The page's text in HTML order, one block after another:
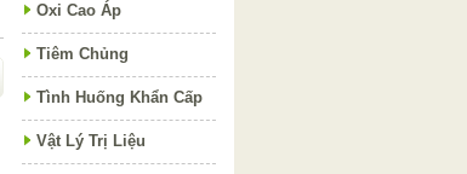
Oxi Cao Áp
Tiêm Chủng
Tình Huống Khẩn Cấp
Vật Lý Trị Liệu